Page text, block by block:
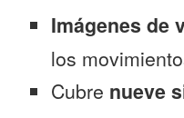
Imágenes de
los
Cubre nueve